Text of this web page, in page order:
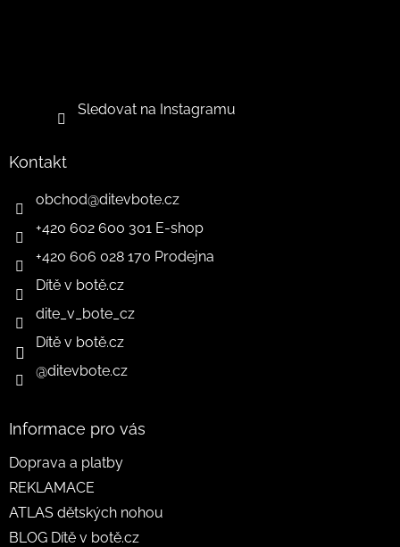
Sledovat na Instagramu
Kontakt
obchod@ditevbote.cz
+420 602 600 301 E-shop
+420 606 028 170 Prodejna
Dítě v botě.cz
dite_v_bote_cz
Dítě v botě.cz
@ditevbote.cz
Informace pro vás
Doprava a platby
REKLAMACE
ATLAS dětských nohou
BLOG Dítě v botě.cz